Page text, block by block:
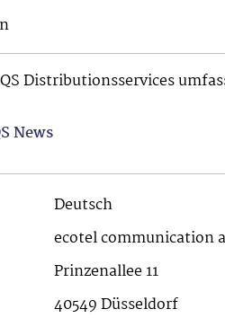
Distributionsservices
News
Deutsch
ecotel communication
Prinzenallee 11
40549 Düsseldorf